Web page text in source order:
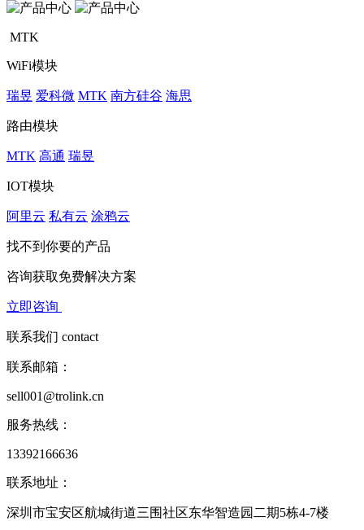
MTK
WiFi模块
瑞昱 爱科微 MTK 南方硅谷 海思
路由模块
MTK 高通 瑞昱
IOT模块
阿里云 私有云 涂鸦云
找不到你要的产品
咨询获取免费解决方案
立即咨询
联系我们 contact
联系邮箱：
sell001@trolink.cn
服务热线：
13392166636
联系地址：
深圳市宝安区航城街道三围社区东华智造园二期5栋4-7楼